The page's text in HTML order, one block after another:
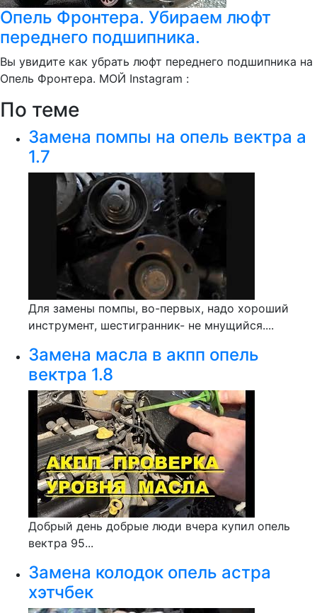
Опель Фронтера. Убираем люфт
переднего подшипника.
Вы увидите как убрать люфт переднего подшипника на
Опель Фронтера. МОЙ Instagram :
По теме
Замена помпы на опель вектра а
1.7
Для замены помпы, во-первых, надо хороший
инструмент, шестигранник- не мнущийся....
Замена масла в акпп опель
вектра 1.8
Добрый день добрые люди вчера купил опель
вектра 95...
Замена колодок опель астра
хэтчбек